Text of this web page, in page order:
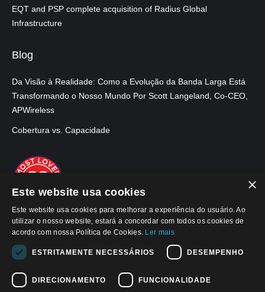
EQT and PSP complete acquisition of Radius Global
Infrastructure
Blog
Da Visão à Realidade: Como a Evolução da Banda Larga Está
Transformando o Nosso Mundo Por Scott Langeland, Co-CEO,
APWireless
Cobertura vs. Capacidade
© 2026, APWPT II Investimentos S.A
×
Este website usa cookies
Este website usa cookies para melhorar a experiência do usuário. Ao
utilizar o nosso website, estará a concordar com todos os cookies de
acordo com nossa Política de Cookies. Ler mais
ESTRITAMENTE NECESSÁRIOS DESEMPENHO
DIRECIONAMENTO FUNCIONALIDADE